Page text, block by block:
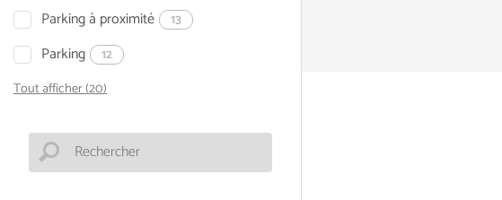
Parking à proximité 13
Parking
12
Tout afficher (20)